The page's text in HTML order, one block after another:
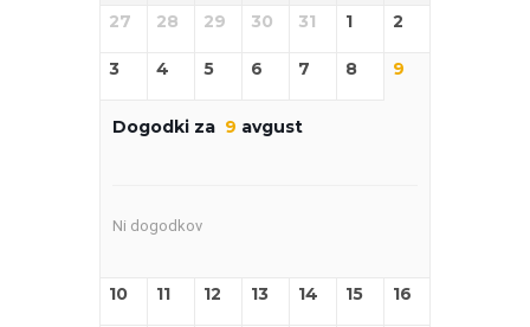
27 28 29 30 31 1 2
3 4 5 6 7 8 9
Dogodki za 9 avgust
Ni dogodkov
10 11 12 13 14 15 16